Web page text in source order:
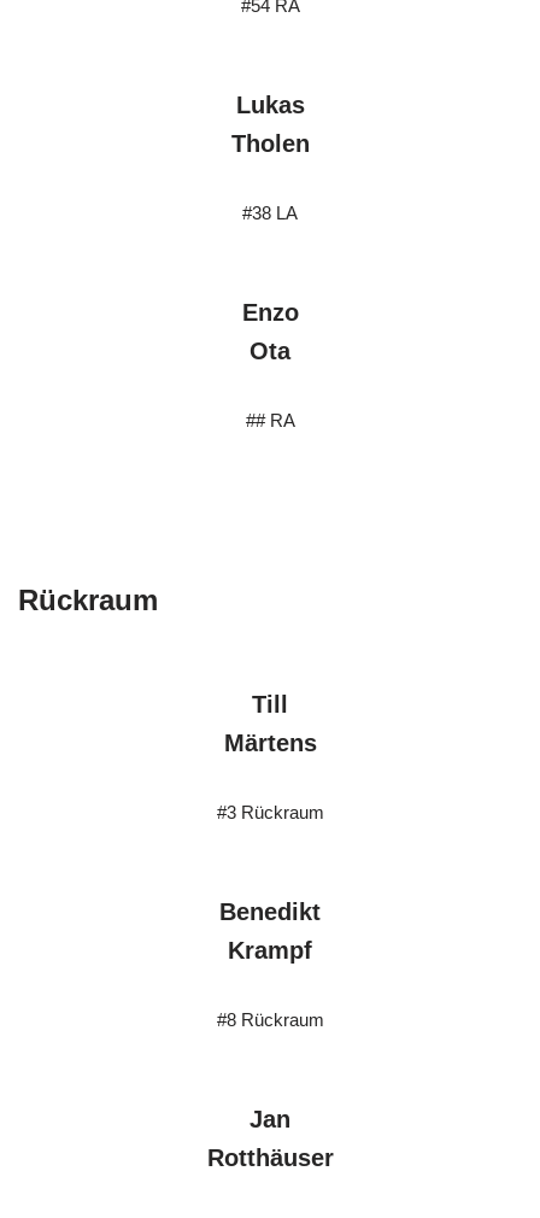
#54 RA
Lukas
Tholen
#38 LA
Enzo
Ota
## RA
Rückraum
Till
Märtens
#3 Rückraum
Benedikt
Krampf
#8 Rückraum
Jan
Rotthäuser